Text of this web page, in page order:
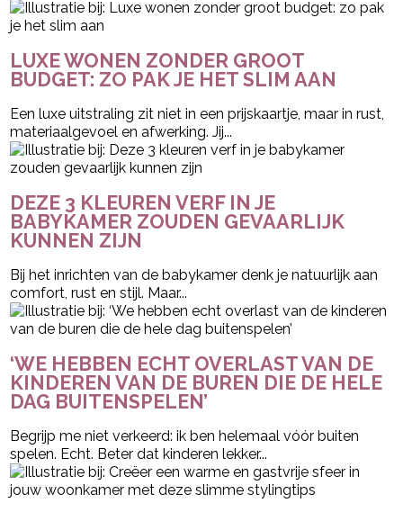
LUXE WONEN ZONDER GROOT
BUDGET: ZO PAK JE HET SLIM AAN
Een luxe uitstraling zit niet in een prijskaartje, maar in rust,
materiaalgevoel en afwerking. Jij...
DEZE 3 KLEUREN VERF IN JE
BABYKAMER ZOUDEN GEVAARLIJK
KUNNEN ZIJN
Bij het inrichten van de babykamer denk je natuurlijk aan
comfort, rust en stijl. Maar...
‘WE HEBBEN ECHT OVERLAST VAN DE
KINDEREN VAN DE BUREN DIE DE HELE
DAG BUITENSPELEN’
Begrijp me niet verkeerd: ik ben helemaal vóór buiten
spelen. Echt. Beter dat kinderen lekker...